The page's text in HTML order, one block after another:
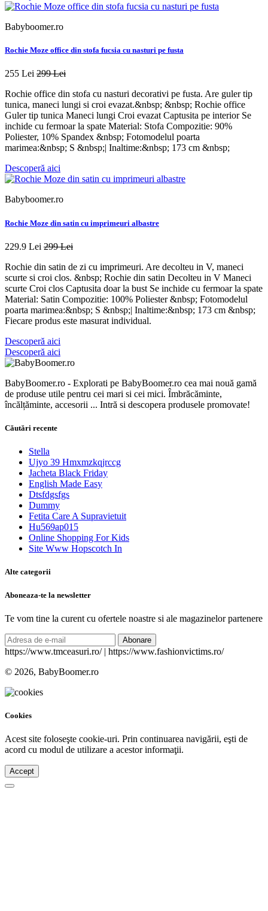
Babyboomer.ro
Rochie Moze office din stofa fucsia cu nasturi pe fusta
255 Lei 299 Lei
Rochie office din stofa cu nasturi decorativi pe fusta. Are guler tip
tunica, maneci lungi si croi evazat.&nbsp; &nbsp; Rochie office
Guler tip tunica Maneci lungi Croi evazat Captusita pe interior Se
inchide cu fermoar la spate Material: Stofa Compozitie: 90%
Poliester, 10% Spandex &nbsp; Fotomodelul poarta
marimea:&nbsp; S &nbsp;| Inaltime:&nbsp; 173 cm &nbsp;
Descoperă aici
Babyboomer.ro
Rochie Moze din satin cu imprimeuri albastre
229.9 Lei 299 Lei
Rochie din satin de zi cu imprimeuri. Are decolteu in V, maneci
scurte si croi clos. &nbsp; Rochie din satin Decolteu in V Maneci
scurte Croi clos Captusita doar la bust Se inchide cu fermoar la spate
Material: Satin Compozitie: 100% Poliester &nbsp; Fotomodelul
poarta marimea:&nbsp; S &nbsp;| Inaltime:&nbsp; 173 cm &nbsp;
Fiecare produs este masurat individual.
Descoperă aici
Descoperă aici
BabyBoomer.ro - Explorati pe BabyBoomer.ro cea mai nouă gamă
de produse utile pentru cei mari si cei mici. Îmbrăcăminte,
încălțăminte, accesorii ... Intră si descopera produsele promovate!
Căutări recente
Stella
Ujyo 39 Hmxmzkqjrccg
Jacheta Black Friday
English Made Easy
Dtsfdgsfgs
Dummy
Fetita Care A Supravietuit
Hu569ap015
Online Shopping For Kids
Site Www Hopscotch In
Alte categorii
Aboneaza-te la newsletter
Te vom tine la curent cu ofertele noastre si ale magazinelor partenere
Abonare
https://www.tmceasuri.ro/ | https://www.fashionvictims.ro/
© 2026, BabyBoomer.ro
Cookies
Acest site foloseşte cookie-uri. Prin continuarea navigării, eşti de
acord cu modul de utilizare a acestor informaţii.
Accept